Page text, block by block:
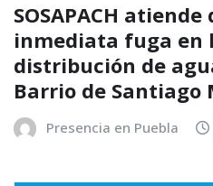
SOSAPACH
inmediata fuga en
distribución de
Barrio de Santiago
Presencia en Puebla